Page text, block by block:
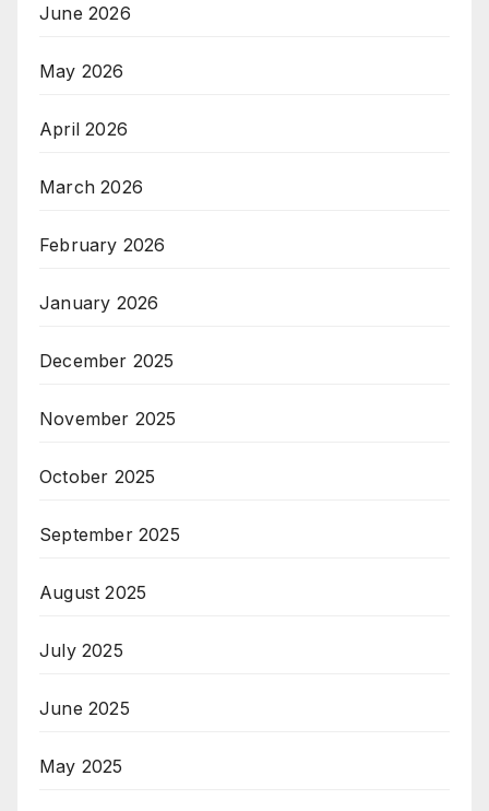
June 2026
May 2026
April 2026
March 2026
February 2026
January 2026
December 2025
November 2025
October 2025
September 2025
August 2025
July 2025
June 2025
May 2025